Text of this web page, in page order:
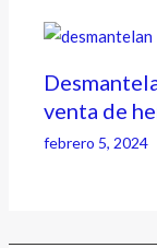
venta de
febrero 5, 2024